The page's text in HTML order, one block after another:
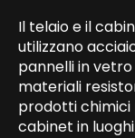
Il telaio e il
utilizzano
pannelli in
materiali
prodotti chimici
cabinet in